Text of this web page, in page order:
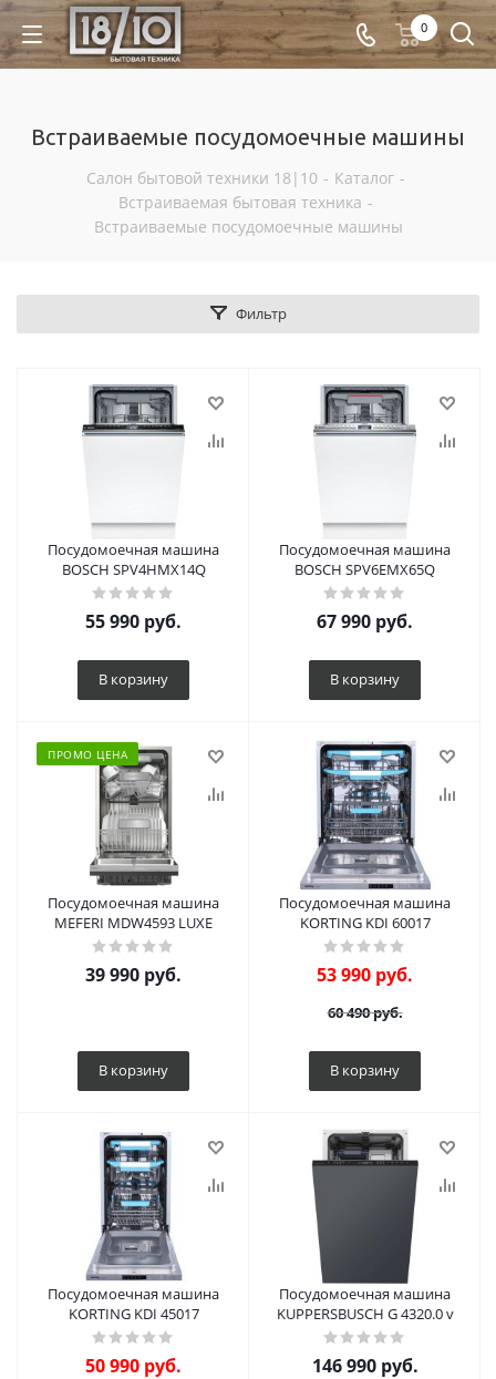
0
Встраиваемые посудомоечные машины
Салон бытовой техники 18|10 - Каталог -
Встраиваемая бытовая техника -
Встраиваемые посудомоечные машины
Фильтр
Посудомоечная машина
BOSCH SPV4HMX14Q
55 990 руб.
В корзину
Посудомоечная машина
BOSCH SPV6EMX65Q
67 990 руб.
В корзину
ПРОМО ЦЕНА
Посудомоечная машина
MEFERI MDW4593 LUXE
39 990 руб.
В корзину
Посудомоечная машина
KORTING KDI 60017
53 990 руб.
60 490руб.
В корзину
Посудомоечная машина
KORTING KDI 45017
50 990 руб.
Посудомоечная машина
KUPPERSBUSCH G 4320.0 v
146 990руб.